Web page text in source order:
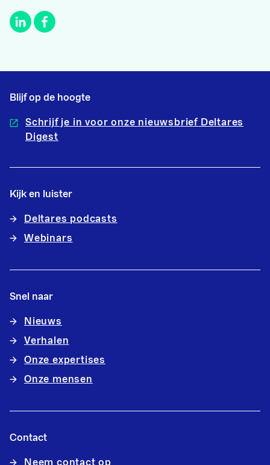
Blijf op de hoogte
Schrijf je in voor onze nieuwsbrief Deltares
Digest
Kijk en luister
Deltares podcasts
Webinars
Snel naar
Nieuws
Verhalen
Onze expertises
Onze mensen
Contact
Neem contact op